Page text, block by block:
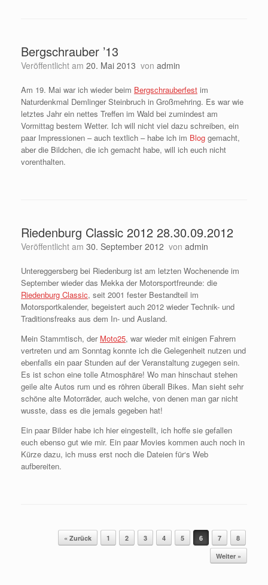
Bergschrauber ’13
Veröffentlicht am 20. Mai 2013 von admin
Am 19. Mai war ich wieder beim Bergschrauberfest im
Naturdenkmal Demlinger Steinbruch in Großmehring. Es war wie
letztes Jahr ein nettes Treffen im Wald bei zumindest am
Vormittag bestem Wetter. Ich will nicht viel dazu schreiben, ein
paar Impressionen – auch textlich – habe ich im Blog gemacht,
aber die Bildchen, die ich gemacht habe, will ich euch nicht
vorenthalten.
Riedenburg Classic 2012 28.30.09.2012
Veröffentlicht am 30. September 2012 von admin
Untereggersberg bei Riedenburg ist am letzten Wochenende im
September wieder das Mekka der Motorsportfreunde: die
Riedenburg Classic, seit 2001 fester Bestandteil im
Motorsportkalender, begeistert auch 2012 wieder Technik- und
Traditionsfreaks aus dem In- und Ausland.
Mein Stammtisch, der Moto25, war wieder mit einigen Fahrern
vertreten und am Sonntag konnte ich die Gelegenheit nutzen und
ebenfalls ein paar Stunden auf der Veranstaltung zugegen sein.
Es ist schon eine tolle Atmosphäre! Wo man hinschaut stehen
geile alte Autos rum und es röhren überall Bikes. Man sieht sehr
schöne alte Motorräder, auch welche, von denen man gar nicht
wusste, dass es die jemals gegeben hat!
Ein paar Bilder habe ich hier eingestellt, ich hoffe sie gefallen
euch ebenso gut wie mir. Ein paar Movies kommen auch noch in
Kürze dazu, ich muss erst noch die Dateien für‘s Web
aufbereiten.
Beitragsnavigation
« Zurück 1 2 3 4 5 6 7
8
Weiter »